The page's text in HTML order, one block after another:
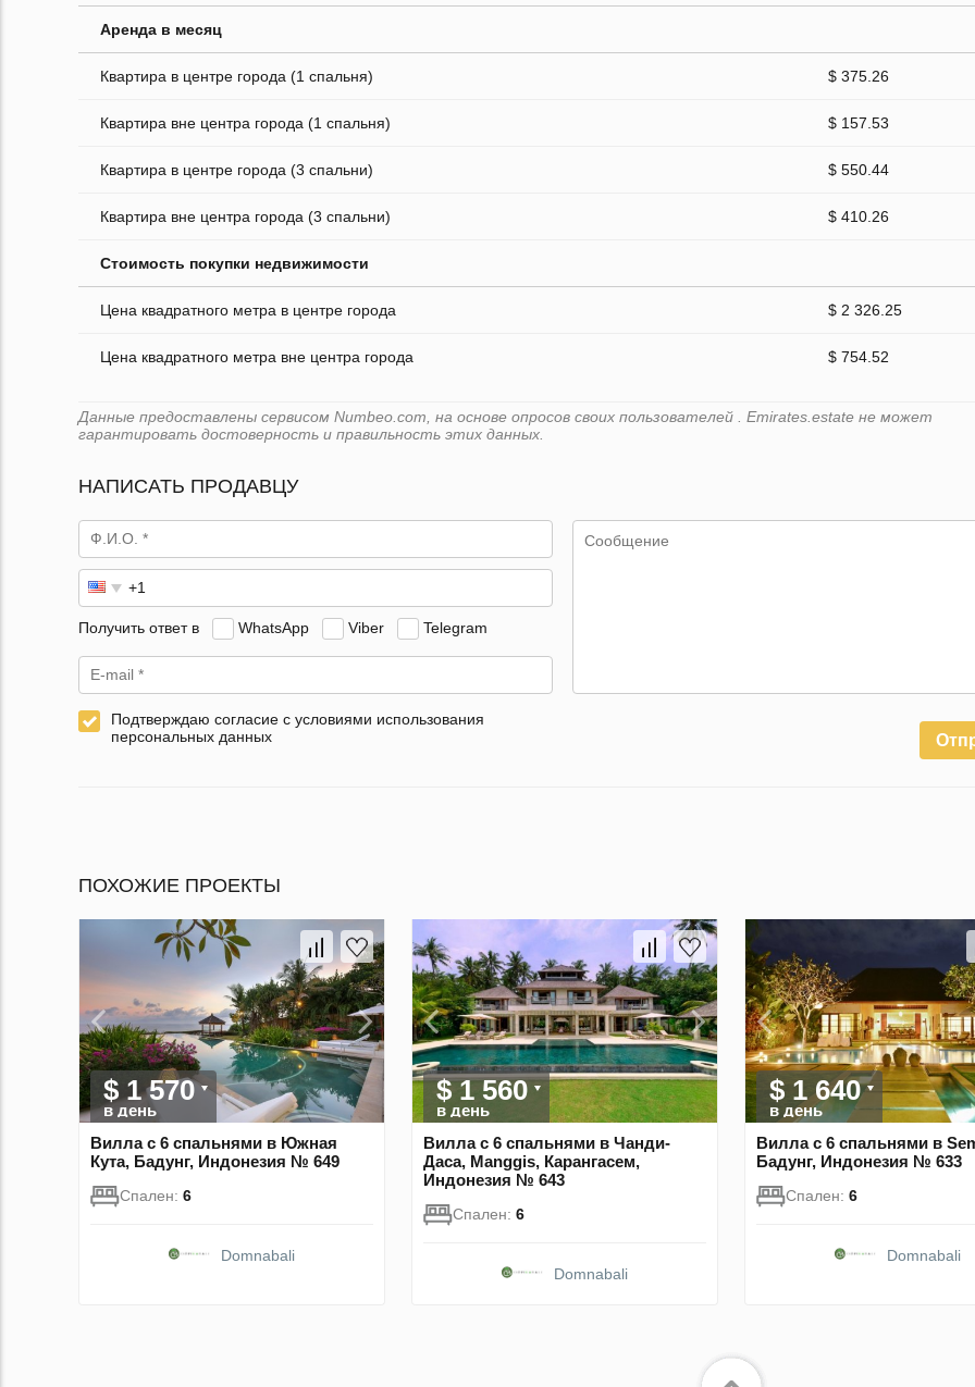
Аренда в месяц
Квартира в центре города (1 спальня) $ 375.26
Квартира вне центра города (1 спальня) $ 157.53
Квартира в центре города (3 спальни) $ 550.44
Квартира вне центра города (3 спальни) $ 410.26
Стоимость покупки недвижимости
Цена квадратного метра в центре города $ 2 326.25
Цена квадратного метра вне центра города $ 754.52
Данные предоставлены сервисом Numbeo.com, на основе опросов своих пользователей . Emirates.estate не может
гарантировать достоверность и правильность этих данных.
НАПИСАТЬ ПРОДАВЦУ
Получить ответ в WhatsApp Viber Telegram
Подтверждаю согласие с условиями использования
персональных данных
ПОХОЖИЕ ПРОЕКТЫ
$ 1 570
в день
Вилла с 6 спальнями в Южная
Кута, Бадунг, Индонезия № 649
Спален: 6
Domnabali
$ 1 560
в день
Вилла с 6 спальнями в Чанди-
Даса, Manggis, Карангасем,
Индонезия № 643
Спален: 6
Domnabali
$ 1 640
в день
Вилла с 6 спальнями в
Бадунг, Индонезия № 633
Спален: 6
Domnabali